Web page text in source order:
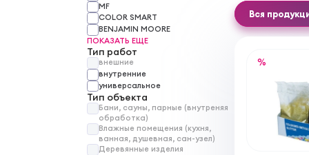
MF
COLOR SMART
BENJAMIN MOORE
ПОКАЗАТЬ ЕЩЕ
Тип работ
внешние
внутренние
универсальное
Тип объекта
Бани, сауны, парные (внутреняя
обработка)
Влажные помещения (кухня,
ванная, душевная, сан-узел)
Деревянные изделия
Вся
%